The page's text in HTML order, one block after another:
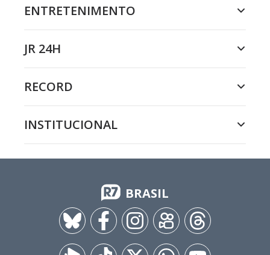
ENTRETENIMENTO
JR 24H
RECORD
INSTITUCIONAL
BRASIL